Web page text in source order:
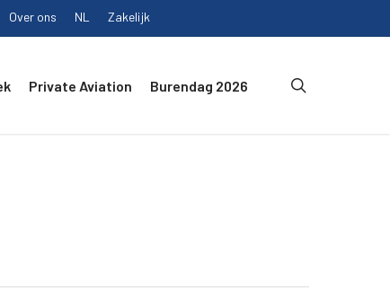
Over ons NL Zakelijk
Private Aviation Burendag 2026